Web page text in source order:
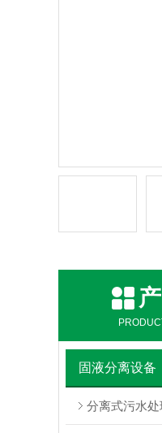
固液分离设备
分离式污水